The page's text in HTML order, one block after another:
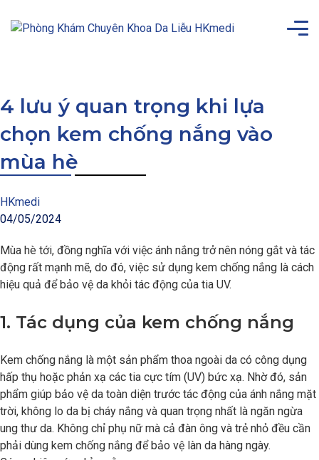
4 lưu ý quan trọng khi lựa
chọn kem chống nắng vào
mùa hè
HKmedi
04/05/2024
Mùa hè tới, đồng nghĩa với việc ánh nắng trở nên nóng gắt và tác
động rất mạnh mẽ, do đó, việc sử dụng kem chống nắng là cách
hiệu quả để bảo vệ da khỏi tác động của tia UV.
1. Tác dụng của kem chống nắng
Kem chống nắng là một sản phẩm thoa ngoài da có công dụng
hấp thụ hoặc phản xạ các tia cực tím (UV) bức xạ. Nhờ đó, sản
phẩm giúp bảo vệ da toàn diện trước tác động của ánh nắng mặt
trời, không lo da bị cháy nắng và quan trọng nhất là ngăn ngừa
ung thư da. Không chỉ phụ nữ mà cả đàn ông và trẻ nhỏ đều cần
phải dùng kem chống nắng để bảo vệ làn da hàng ngày.